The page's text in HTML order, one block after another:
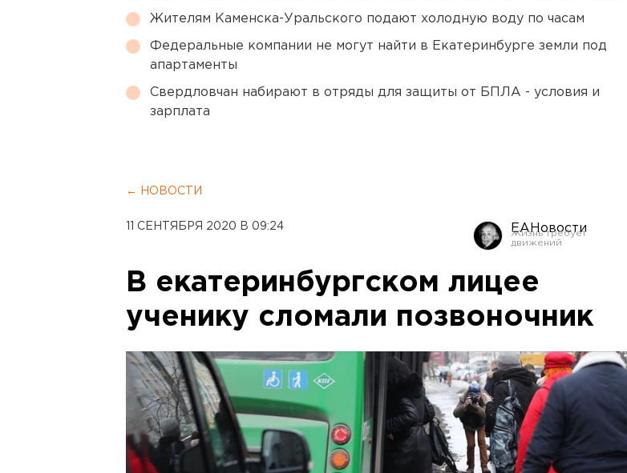
Жителям Каменска-Уральского подают холодную воду по часам
Федеральные компании не могут найти в Екатеринбурге земли под
апартаменты
Свердловчан набирают в отряды для защиты от БПЛА - условия и
зарплата
← НОВОСТИ
11 СЕНТЯБРЯ 2020 В 09:24 ЕАНовости
В екатеринбургском лицее
ученику сломали позвоночник